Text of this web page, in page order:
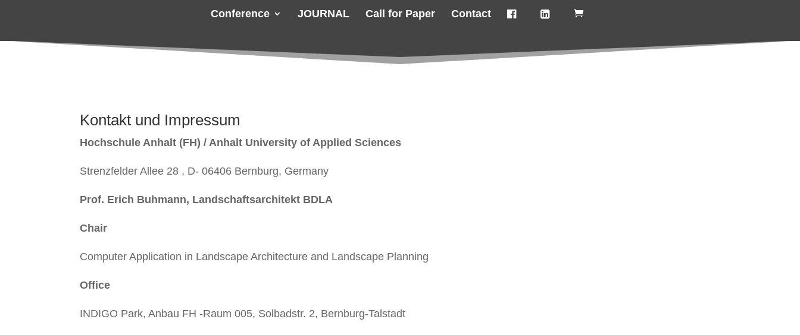
Conference JOURNAL Call for Paper Contact
Kontakt und Impressum
Hochschule Anhalt (FH) / Anhalt University of Applied Sciences
Strenzfelder Allee 28 , D- 06406 Bernburg, Germany
Prof. Erich Buhmann, Landschaftsarchitekt BDLA
Chair
Computer Application in Landscape Architecture and Landscape Planning
Office
INDIGO Park, Anbau FH -Raum 005, Solbadstr. 2, Bernburg-Talstadt